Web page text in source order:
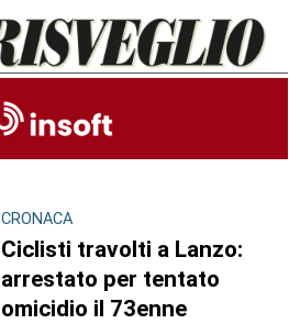
CRONACA
Ciclisti travolti a Lanzo:
arrestato per tentato
omicidio il 73enne